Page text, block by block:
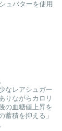
ュバターを使用
なレアシュガー
りながらカロリ
の血糖値上昇を
蓄積を抑える」